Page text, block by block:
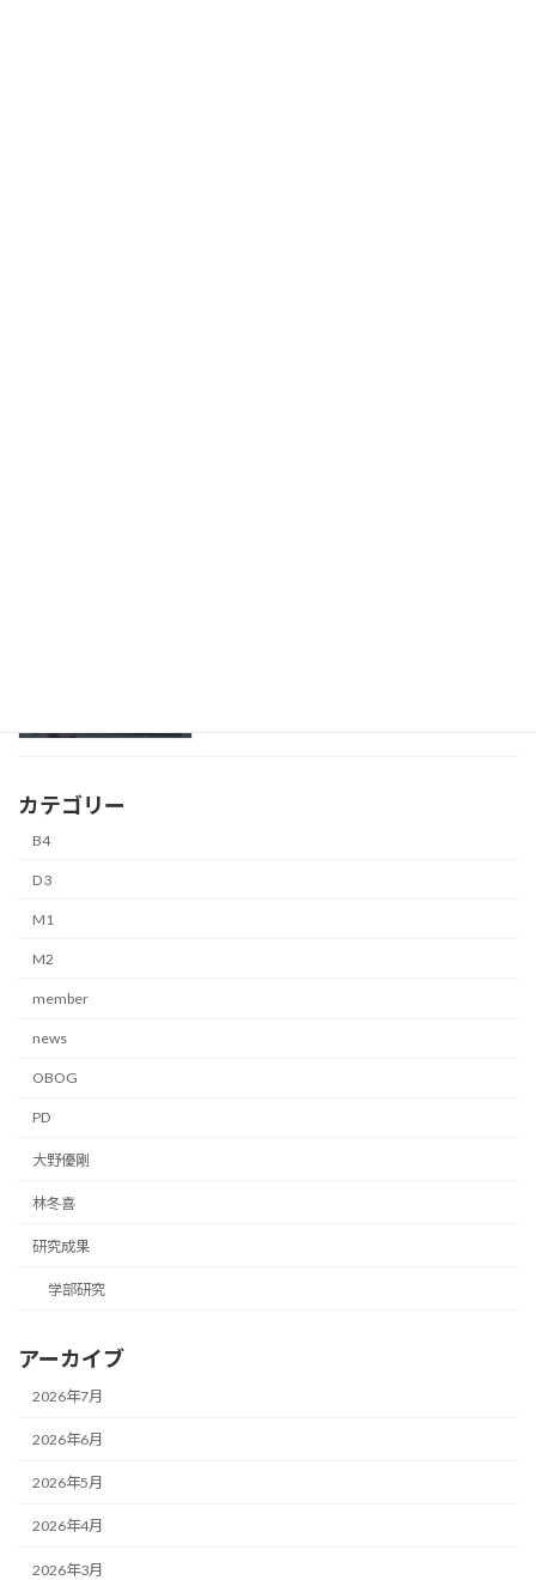
カテゴリー
B4
D3
M1
M2
member
news
OBOG
PD
大野優剛
林冬喜
研究成果
学部研究
アーカイブ
2026年7月
2026年6月
2026年5月
2026年4月
2026年3月